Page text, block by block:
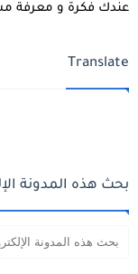
عندك فكرة و معرفة
Translate
بحث هذه المدونة